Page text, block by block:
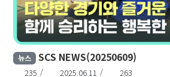
뉴스 SCS NEWS(20250609)
235 2025.06.11 263